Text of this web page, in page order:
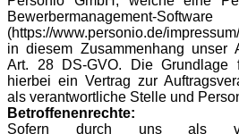
Bewerbermanagement-
(https://www.personio.de/
in diesem Zusammenhang unser
Art. 28 DS-GVO. Die Grundlage
hierbei ein Vertrag zur
als verantwortliche Stelle und
Betroffenenrechte:
Sofern durch uns als